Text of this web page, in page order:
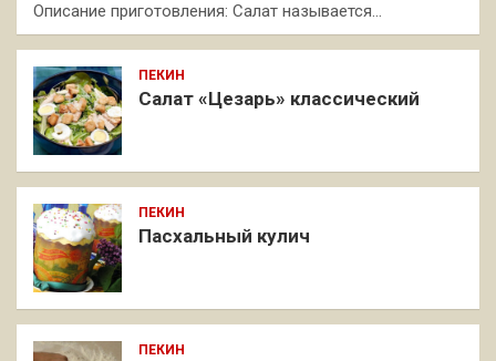
Описание приготовления: Салат называется…
ПЕКИН
Салат «Цезарь» классический
ПЕКИН
Пасхальный кулич
ПЕКИН